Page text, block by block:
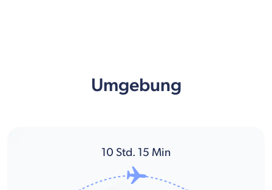
Umgebung
10 Std. 15 Min